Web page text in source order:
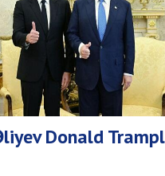
Donald